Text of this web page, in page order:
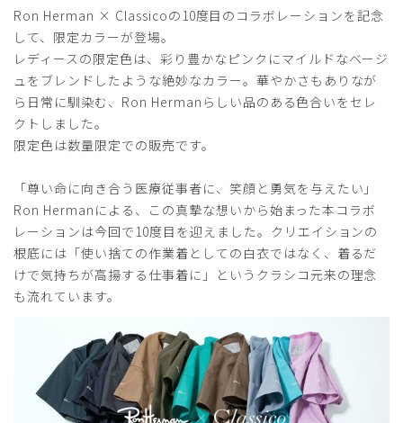
ご購入者様
購入確認済み
年齢: 50代 身長: 161-165cm 体重: 46-50kg
サイズ感小さめ
ストレッチ感 よく伸びる
厚さとても薄い
以前のユニセックスの方がデザイン、縫製共によかったで
商品：R29レディース:Ron Herman スクラブトップス/
ブラウン/M
役に立った
ご購入者様
購入確認済み
2026-06-03
Ron Herman × Classicoの10度目のコラボレーションを記念
して、限定カラーが登場。
レディースの限定色は、彩り豊かなピンクにマイルドなベージ
ュをブレンドしたような絶妙なカラー。華やかさもありなが
ら日常に馴染む、Ron Hermanらしい品のある色合いをセレ
クトしました。
限定色は数量限定での販売です。
「尊い命に向き合う医療従事者に、笑顔と勇気を与えたい」
Ron Hermanによる、この真摯な想いから始まった本コラボ
レーションは今回で10度目を迎えました。クリエイションの
根底には「使い捨ての作業着としての白衣ではなく、着るだ
けで気持ちが高揚する仕事着に」というクラシコ元来の理念
も流れています。